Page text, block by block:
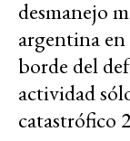
desmanejo
argentina en
borde del
actividad
catastrófico